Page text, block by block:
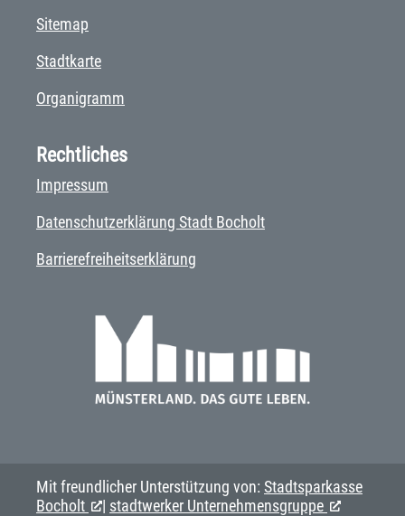
Sitemap
Stadtkarte
Organigramm
Rechtliches
Impressum
Datenschutzerklärung Stadt Bocholt
Barrierefreiheitserklärung
Mit freundlicher Unterstützung von: Stadtsparkasse
Bocholt
| stadtwerker Unternehmensgruppe